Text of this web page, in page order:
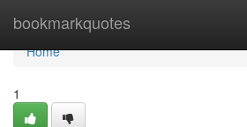
bookmarkquotes
Home
Home
1